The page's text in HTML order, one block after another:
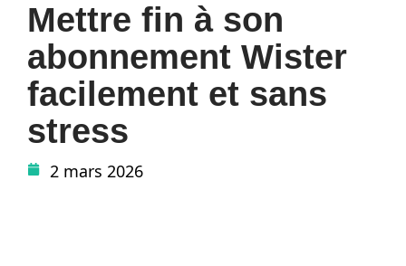
Mettre fin à son
abonnement Wister
facilement et sans
stress
2 mars 2026